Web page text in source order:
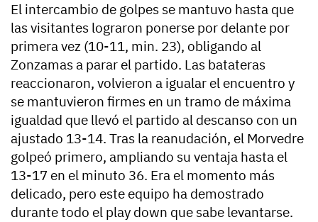
El intercambio de golpes se mantuvo hasta que
las visitantes lograron ponerse por delante por
primera vez (10-11, min. 23), obligando al
Zonzamas a parar el partido. Las batateras
reaccionaron, volvieron a igualar el encuentro y
se mantuvieron firmes en un tramo de máxima
igualdad que llevó el partido al descanso con un
ajustado 13-14. Tras la reanudación, el Morvedre
golpeó primero, ampliando su ventaja hasta el
13-17 en el minuto 36. Era el momento más
delicado, pero este equipo ha demostrado
durante todo el play down que sabe levantarse.